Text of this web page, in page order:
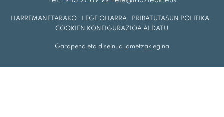
HARREMANETARAKO LEGE OHARRA PRIBATUTASUN POLITIKA
COOKIEN KONFIGURAZIOA ALDATU
Garapena eta diseinua iametza k egina